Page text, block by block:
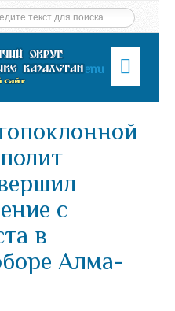
Menu
с
в
Алма-